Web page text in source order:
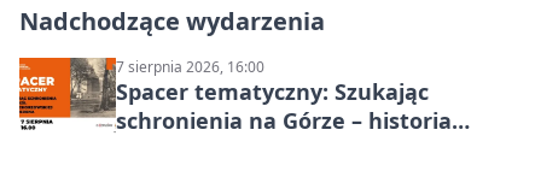
Nadchodzące wydarzenia
7 sierpnia 2026, 16:00
Spacer tematyczny: Szukając
schronienia na Górze – historia